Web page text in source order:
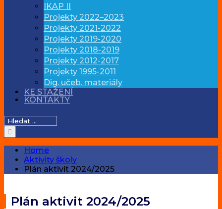
IKAP II
Projekty 2022–2023
Projekty 2021-2022
Projekty 2019-2020
Projekty 2018-2019
Projekty 2012-2017
Projekty 1995-2011
Dig. učeb. materiály
KE STAŽENÍ
KONTAKTY
Hledat:
Home
Aktivity školy
Plán aktivit 2024/2025
Plán aktivit 2024/2025